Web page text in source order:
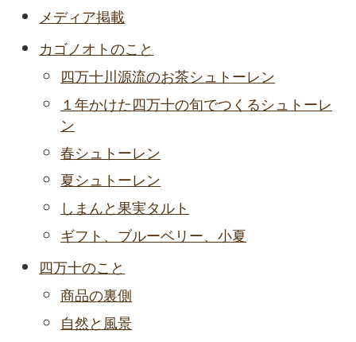
メディア掲載
カゴノオトのこと
四万十川源流のお茶シュトーレン
１年かけた四万十の旬でつくるシュトーレ
ン
春シュトーレン
夏シュトーレン
しまんと果実タルト
ギフト、ブルーベリー、小夏
四万十のこと
商品の裏側
自然と風景